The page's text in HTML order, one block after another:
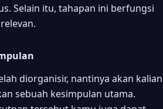
Selain itu, tahapan ini berfungsi
diorganisir, nantinya akan kalian
sebuah kesimpulan utama.